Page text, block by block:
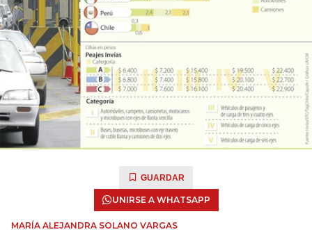
GUARDAR
UNIRSE A WHATSAPP
MARÍA ALEJANDRA SOLANO VARGAS